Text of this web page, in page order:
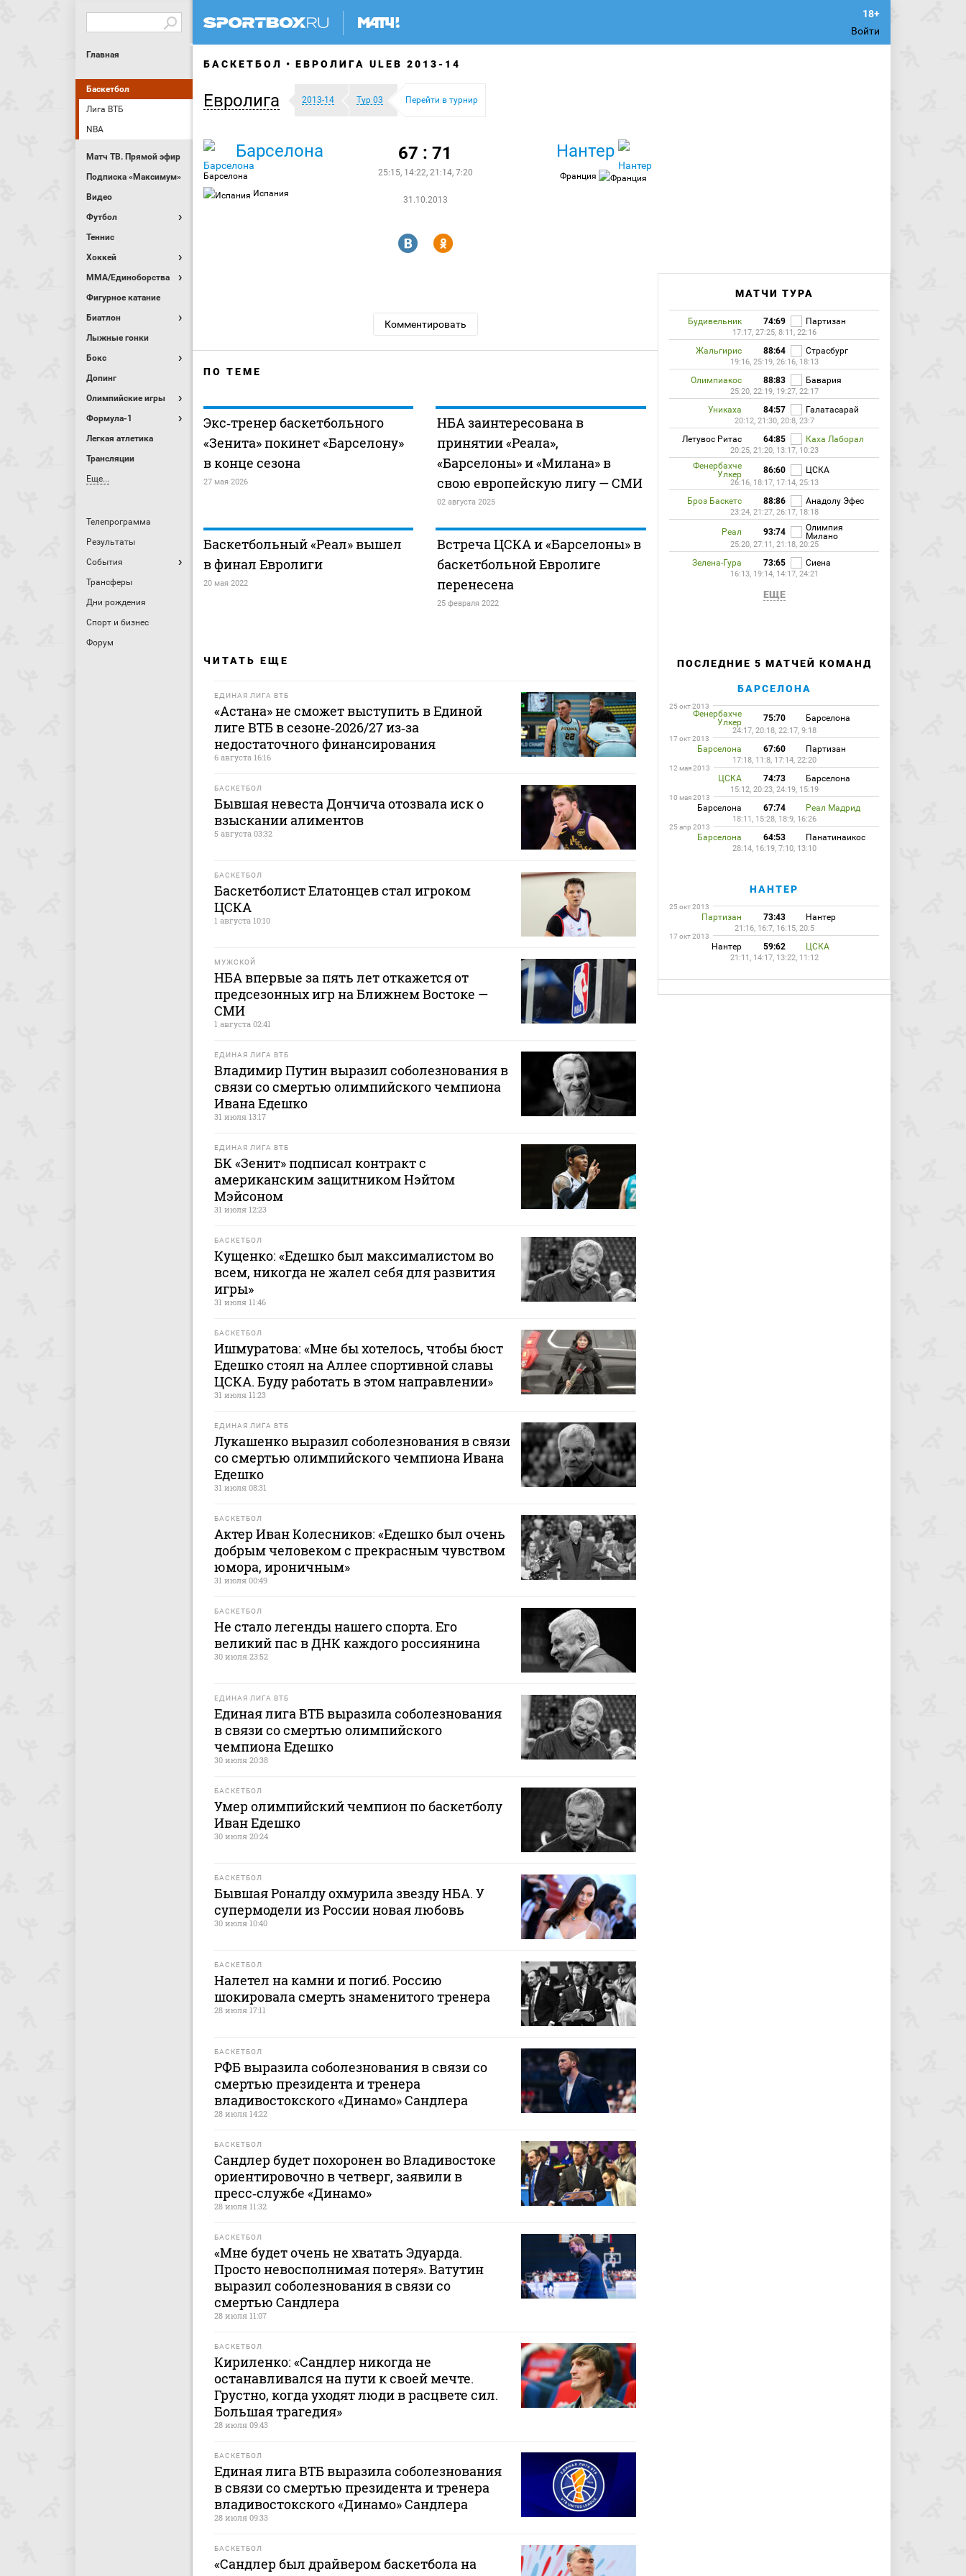
Войти
Главная
Баскетбол
Лига ВТБ
NBA
Матч ТВ. Прямой эфир
Подписка «Максимум»
Видео
Футбол
Теннис
Хоккей
MMA/Единоборства
Фигурное катание
Биатлон
Лыжные гонки
Бокс
Допинг
Олимпийские игры
Формула-1
Легкая атлетика
Трансляции
Еще...
Телепрограмма
Результаты
События
Трансферы
Дни рождения
Спорт и бизнес
Форум
БАСКЕТБОЛ ЕВРОЛИГА ULEB 2013-14
Евролига 2013-14 Тур 03 Перейти в турнир
Барселона
Барселона
Испания
67 : 71
25:15, 14:22, 21:14, 7:20
31.10.2013
Нантер
Франция
R Y
Комментировать
ПО ТЕМЕ
Экс‑тренер баскетбольного
«Зенита» покинет «Барселону»
в конце сезона
27 мая 2026
НБА заинтересована в
принятии «Реала»,
«Барселоны» и «Милана» в
свою европейскую лигу — СМИ
02 августа 2025
Баскетбольный «Реал» вышел
в финал Евролиги
20 мая 2022
Встреча ЦСКА и «Барселоны» в
баскетбольной Евролиге
перенесена
25 февраля 2022
ЧИТАТЬ ЕЩЕ
ЕДИНАЯ ЛИГА ВТБ
«Астана» не сможет выступить в Единой
лиге ВТБ в сезоне‑2026/27 из‑за
недостаточного финансирования
6 августа 16:16
БАСКЕТБОЛ
Бывшая невеста Дончича отозвала иск о
взыскании алиментов
5 августа 03:32
БАСКЕТБОЛ
Баскетболист Елатонцев стал игроком
ЦСКА
1 августа 10:10
МУЖСКОЙ
НБА впервые за пять лет откажется от
предсезонных игр на Ближнем Востоке —
СМИ
1 августа 02:41
ЕДИНАЯ ЛИГА ВТБ
Владимир Путин выразил соболезнования в
связи со смертью олимпийского чемпиона
Ивана Едешко
31 июля 13:17
ЕДИНАЯ ЛИГА ВТБ
БК «Зенит» подписал контракт с
американским защитником Нэйтом
Мэйсоном
31 июля 12:23
БАСКЕТБОЛ
Кущенко: «Едешко был максималистом во
всем, никогда не жалел себя для развития
игры»
31 июля 11:46
БАСКЕТБОЛ
Ишмуратова: «Мне бы хотелось, чтобы бюст
Едешко стоял на Аллее спортивной славы
ЦСКА. Буду работать в этом направлении»
31 июля 11:23
ЕДИНАЯ ЛИГА ВТБ
Лукашенко выразил соболезнования в связи
со смертью олимпийского чемпиона Ивана
Едешко
31 июля 08:31
БАСКЕТБОЛ
Актер Иван Колесников: «Едешко был очень
добрым человеком с прекрасным чувством
юмора, ироничным»
31 июля 00:49
БАСКЕТБОЛ
Не стало легенды нашего спорта. Его
великий пас в ДНК каждого россиянина
30 июля 23:52
ЕДИНАЯ ЛИГА ВТБ
Единая лига ВТБ выразила соболезнования
в связи со смертью олимпийского
чемпиона Едешко
30 июля 20:38
БАСКЕТБОЛ
Умер олимпийский чемпион по баскетболу
Иван Едешко
30 июля 20:24
БАСКЕТБОЛ
Бывшая Роналду охмурила звезду НБА. У
супермодели из России новая любовь
30 июля 10:40
БАСКЕТБОЛ
Налетел на камни и погиб. Россию
шокировала смерть знаменитого тренера
28 июля 17:11
БАСКЕТБОЛ
РФБ выразила соболезнования в связи со
смертью президента и тренера
владивостокского «Динамо» Сандлера
28 июля 14:22
БАСКЕТБОЛ
Сандлер будет похоронен во Владивостоке
ориентировочно в четверг, заявили в
пресс‑службе «Динамо»
28 июля 11:32
БАСКЕТБОЛ
«Мне будет очень не хватать Эдуарда.
Просто невосполнимая потеря». Ватутин
выразил соболезнования в связи со
смертью Сандлера
28 июля 11:07
БАСКЕТБОЛ
Кириленко: «Сандлер никогда не
останавливался на пути к своей мечте.
Грустно, когда уходят люди в расцвете сил.
Большая трагедия»
28 июля 09:43
БАСКЕТБОЛ
Единая лига ВТБ выразила соболезнования
в связи со смертью президента и тренера
владивостокского «Динамо» Сандлера
28 июля 09:33
БАСКЕТБОЛ
«Сандлер был драйвером баскетбола на
МАТЧИ ТУРА
Будивельник 74:69 Партизан
17:17, 27:25, 8:11, 22:16
Жальгирис 88:64 Страсбург
19:16, 25:19, 26:16, 18:13
Олимпиакос 88:83 Бавария
25:20, 22:19, 19:27, 22:17
Уникаха 84:57 Галатасарай
20:12, 21:30, 20:8, 23:7
Летувос Ритас 64:85 Каха Лаборал
20:25, 21:20, 13:17, 10:23
Фенербахче
Улкер
86:60 ЦСКА
26:16, 18:17, 17:14, 25:13
Броз Баскетс 88:86 Анадолу Эфес
23:24, 21:27, 26:17, 18:18
Реал 93:74
Олимпия
Милано
25:20, 27:11, 21:18, 20:25
Зелена-Гура 73:65 Сиена
16:13, 19:14, 14:17, 24:21
ЕЩЕ
ПОСЛЕДНИЕ 5 МАТЧЕЙ КОМАНД
БАРСЕЛОНА
25 окт 2013
Фенербахче
Улкер
75:70 Барселона
24:17, 20:18, 22:17, 9:18
17 окт 2013
Барселона 67:60 Партизан
17:18, 11:8, 17:14, 22:20
12 мая 2013
ЦСКА 74:73 Барселона
15:12, 20:23, 24:19, 15:19
10 мая 2013
Барселона 67:74 Реал Мадрид
18:11, 15:28, 18:9, 16:26
25 апр 2013
Барселона 64:53 Панатинаикос
28:14, 16:19, 7:10, 13:10
НАНТЕР
25 окт 2013
Партизан 73:43 Нантер
21:16, 16:7, 16:15, 20:5
17 окт 2013
Нантер 59:62 ЦСКА
21:11, 14:17, 13:22, 11:12